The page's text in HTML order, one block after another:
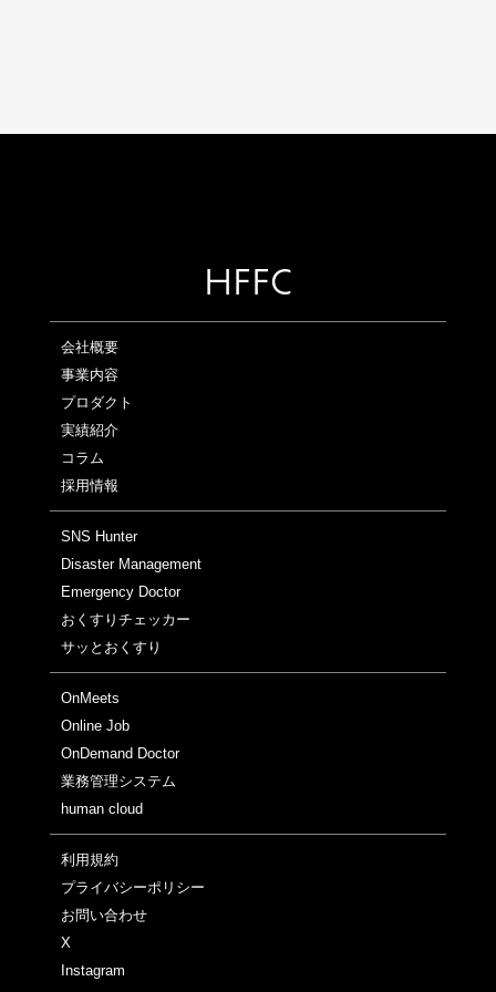
HFFC
会社概要
事業内容
プロダクト
実績紹介
コラム
採用情報
SNS Hunter
Disaster Management
Emergency Doctor
おくすりチェッカー
サッとおくすり
OnMeets
Online Job
OnDemand Doctor
業務管理システム
human cloud
利用規約
プライバシーポリシー
お問い合わせ
X
Instagram